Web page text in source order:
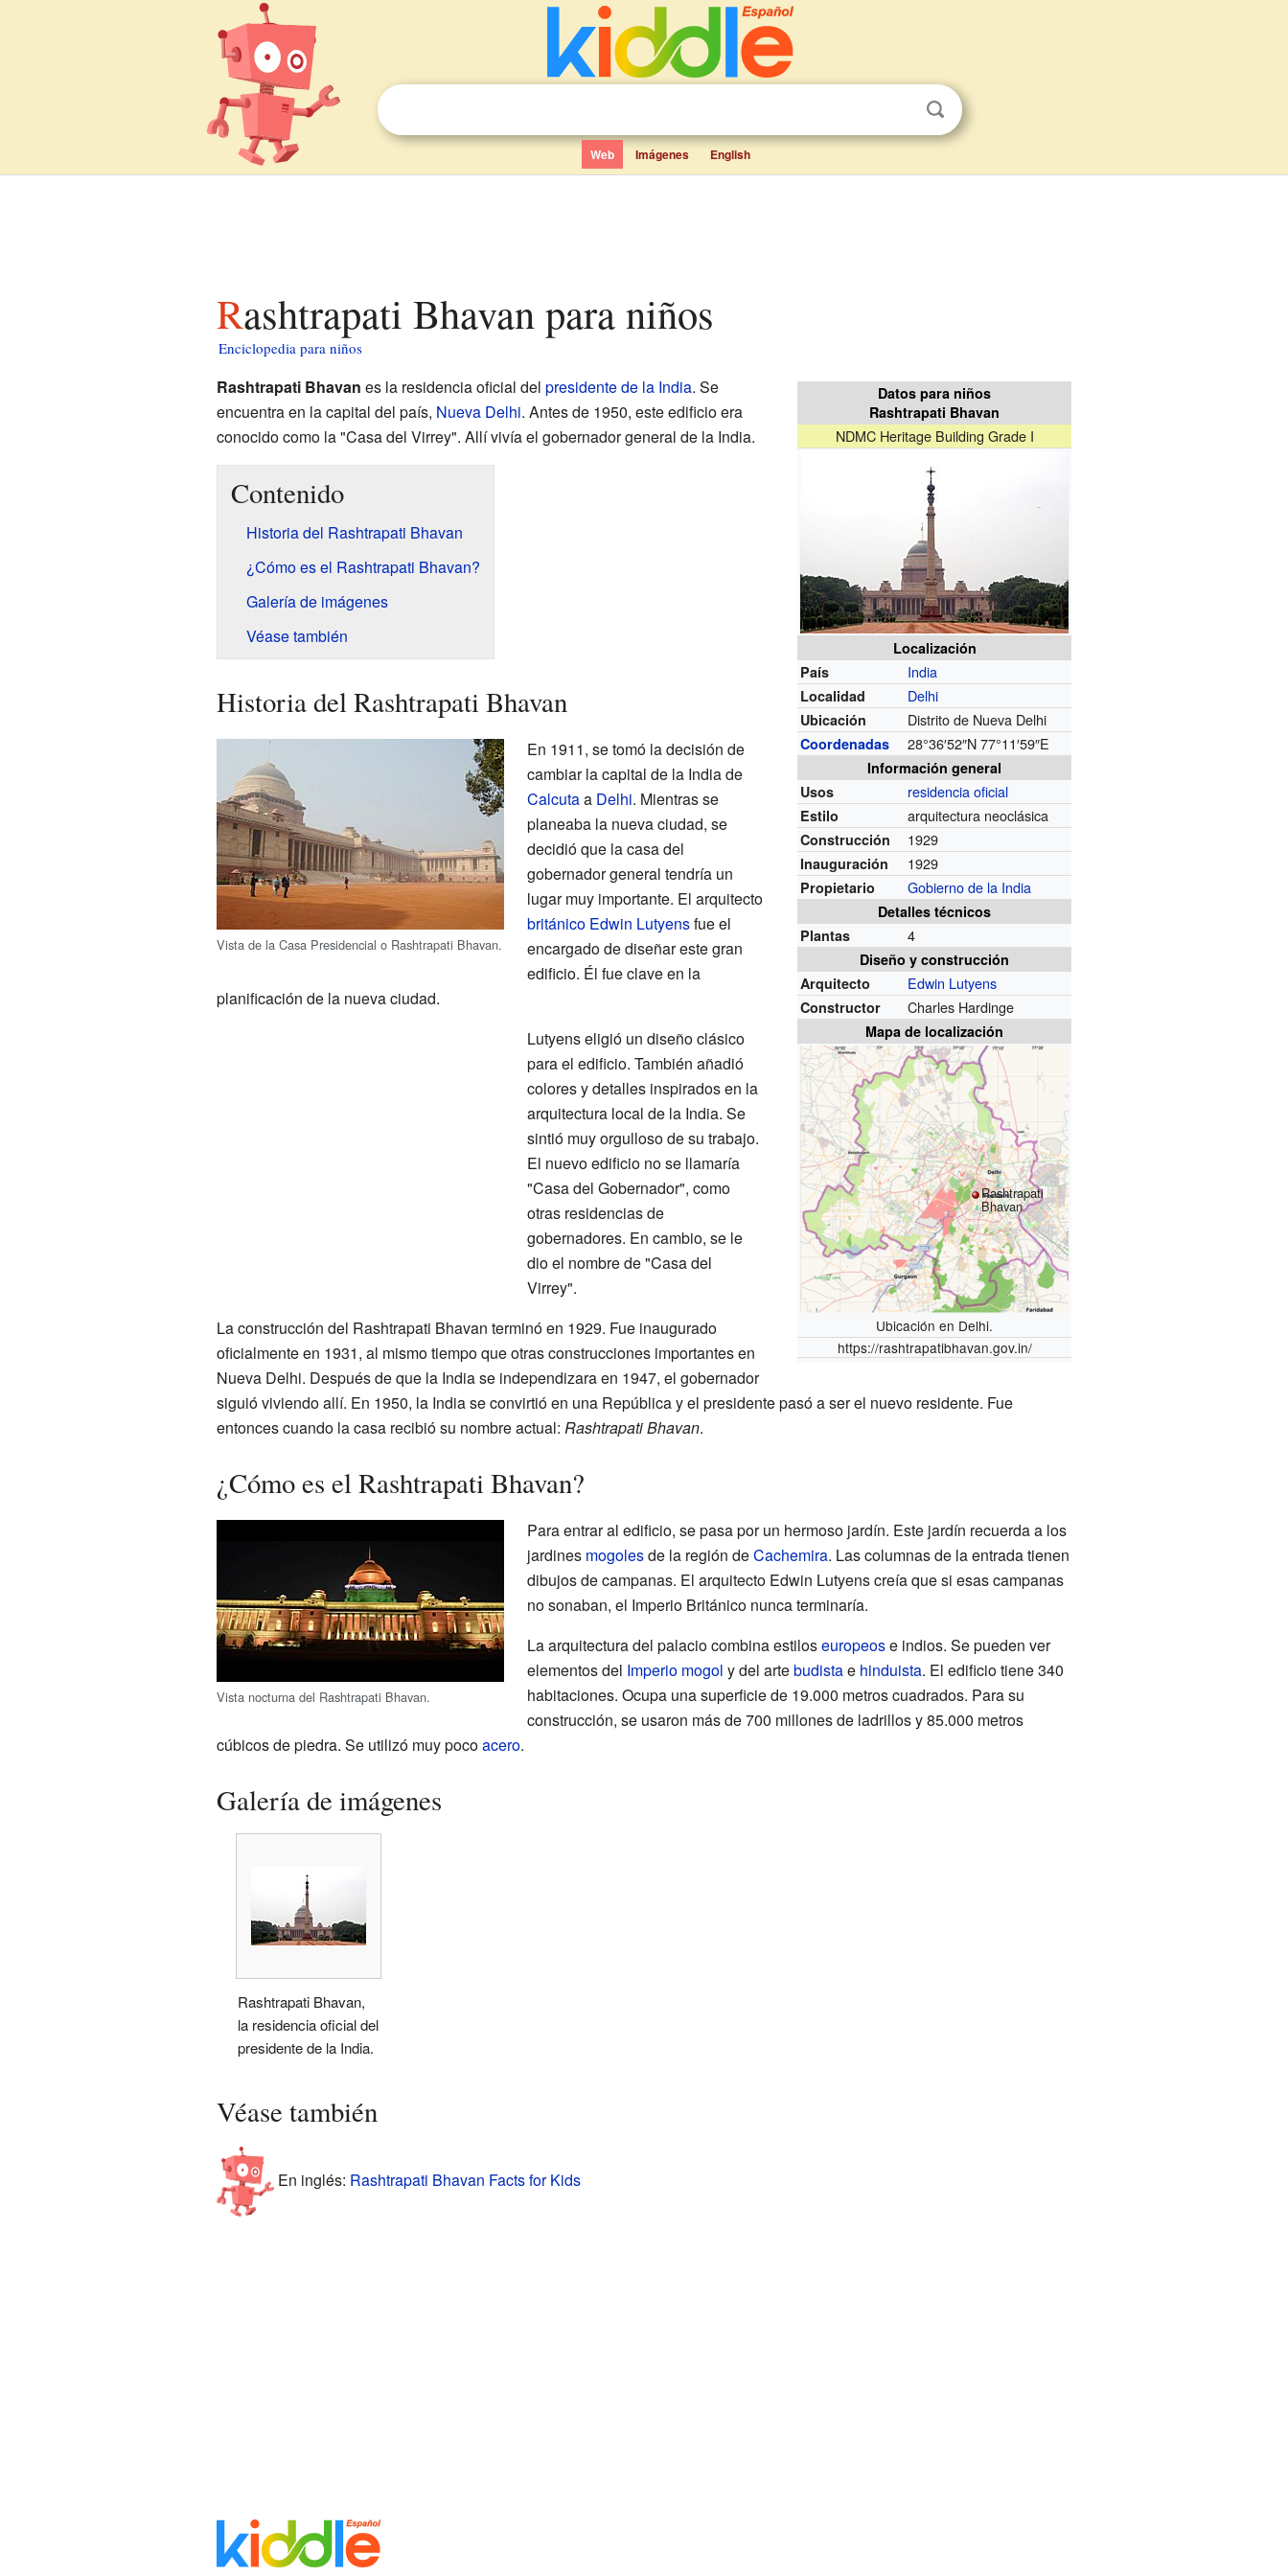
Web Imágenes English
Rashtrapati Bhavan para niños
Enciclopedia para niños
Datos para niños
Rashtrapati Bhavan
NDMC Heritage Building Grade I
Localización
País
India
Localidad Delhi
Ubicación Distrito de Nueva Delhi
Coordenadas 28°36′52″N 77°11′59″E
Información general
Usos
residencia oficial
Estilo arquitectura neoclásica
Construcción 1929
Inauguración 1929
Propietario Gobierno de la India
Detalles técnicos
Plantas
4
Diseño y construcción
Arquitecto
Edwin Lutyens
Constructor Charles Hardinge
Mapa de localización
Rashtrapati
Bhavan
Ubicación en Delhi.
https://rashtrapatibhavan.gov.in/
Rashtrapati Bhavan es la residencia oficial del presidente de la India. Se
encuentra en la capital del país, Nueva Delhi. Antes de 1950, este edificio era
conocido como la "Casa del Virrey". Allí vivía el gobernador general de la India.
Contenido
Historia del Rashtrapati Bhavan
¿Cómo es el Rashtrapati Bhavan?
Galería de imágenes
Véase también
Historia del Rashtrapati Bhavan
Vista de la Casa Presidencial o Rashtrapati Bhavan.
En 1911, se tomó la decisión de
cambiar la capital de la India de
Calcutaa Delhi. Mientras se
planeaba la nueva ciudad, se
decidió que la casa del
gobernador general tendría un
lugar muy importante. El arquitecto
británico Edwin Lutyensfue el
encargado de diseñar este gran
edificio. Él fue clave en la
planificación de la nueva ciudad.
Lutyens eligió un diseño clásico
para el edificio. También añadió
colores y detalles inspirados en la
arquitectura local de la India. Se
sintió muy orgulloso de su trabajo.
El nuevo edificio no se llamaría
"Casa del Gobernador", como
otras residencias de
gobernadores. En cambio, se le
dio el nombre de "Casa del
Virrey".
La construcción del Rashtrapati Bhavan terminó en 1929. Fue inaugurado
oficialmente en 1931, al mismo tiempo que otras construcciones importantes en
Nueva Delhi. Después de que la India se independizara en 1947, el gobernador
siguió viviendo allí. En 1950, la India se convirtió en una República y el presidente pasó a ser el nuevo residente. Fue
entonces cuando la casa recibió su nombre actual: Rashtrapati Bhavan.
¿Cómo es el Rashtrapati Bhavan?
Vista nocturna del Rashtrapati Bhavan.
Para entrar al edificio, se pasa por un hermoso jardín. Este jardín recuerda a los
jardines mogolesde la región deCachemira. Las columnas de la entrada tienen
dibujos de campanas. El arquitecto Edwin Lutyens creía que si esas campanas
no sonaban, el Imperio Británico nunca terminaría.
La arquitectura del palacio combina estiloseuropeose indios. Se pueden ver
elementos del Imperio mogol y del artebudistae hinduista. El edificio tiene 340
habitaciones. Ocupa una superficie de 19.000 metros cuadrados. Para su
construcción, se usaron más de 700 millones de ladrillos y 85.000 metros
cúbicos de piedra. Se utilizó muy pocoacero.
Galería de imágenes
Rashtrapati Bhavan,
la residencia oficial del
presidente de la India.
Véase también
En inglés: Rashtrapati Bhavan Facts for Kids